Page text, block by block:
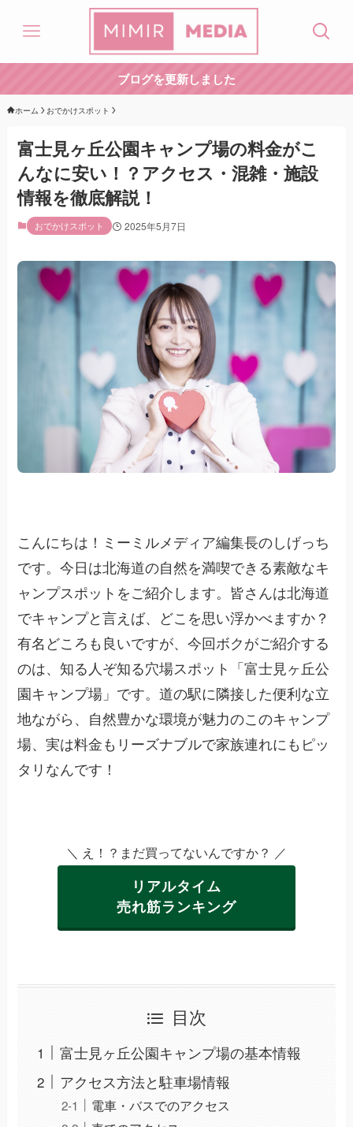
ブログを更新しました
ホーム おでかけスポット
富士見ヶ丘公園キャンプ場の料金がこ
んなに安い！？アクセス・混雑・施設
情報を徹底解説！
おでかけスポット 2025年5月7日
こんにちは！ミーミルメディア編集長のしげっち
です。今日は北海道の自然を満喫できる素敵なキ
ャンプスポットをご紹介します。皆さんは北海道
でキャンプと言えば、どこを思い浮かべますか？
有名どころも良いですが、今回ボクがご紹介する
のは、知る人ぞ知る穴場スポット「富士見ヶ丘公
園キャンプ場」です。道の駅に隣接した便利な立
地ながら、自然豊かな環境が魅力のこのキャンプ
場、実は料金もリーズナブルで家族連れにもピッ
タリなんです！
＼ え！？まだ買ってないんですか？ ／
リアルタイム
売れ筋ランキング
目次
富士見ヶ丘公園キャンプ場の基本情報
アクセス方法と駐車場情報
電車・バスでのアクセス